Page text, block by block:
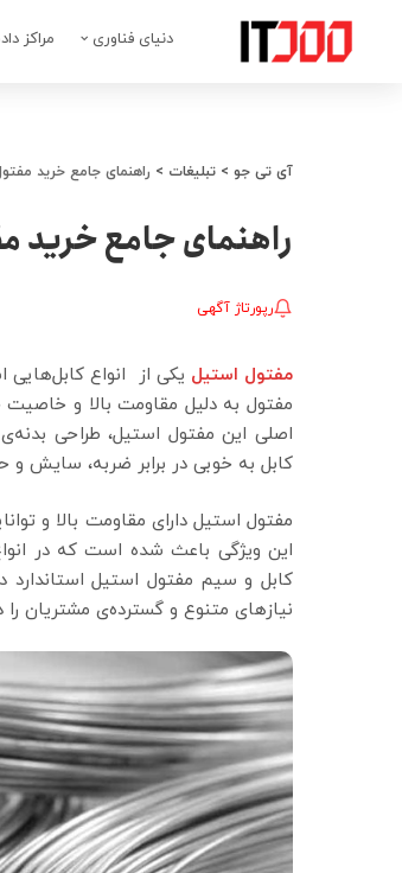
دنیای فناوری مراکز
آی تی جو > تبلیغات > راهنمای جامع خرید
راهنمای جامع خرید
رپورتاژ آگهی
مفتول استیل یکی از انواع
مفتول به دلیل مقاومت بالا و
اصلی این مفتول استیل، طراحی
کابل به خوبی در برابر ضربه، سایش و
مفتول استیل دارای مقاومت بالا و
این ویژگی باعث شده است که در
کابل و سیم مفتول استیل استاندارد
نیازهای متنوع و گسترده‌ی مشتریان را